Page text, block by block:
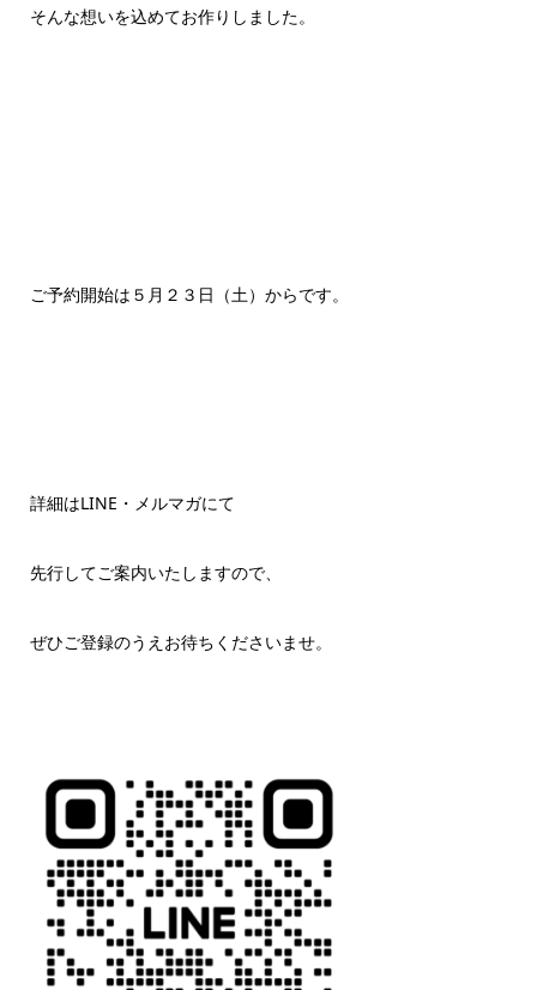
そんな想いを込めてお作りしました。
ご予約開始は５月２３日（土）からです。
詳細はLINE・メルマガにて
先行してご案内いたしますので、
ぜひご登録のうえお待ちくださいませ。